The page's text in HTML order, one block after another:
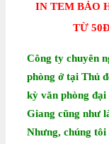
IN TEM BẢO
TỪ
Công ty chuyên
phòng ở tại Thủ
kỳ văn phòng
Giang cũng như
Nhưng, chúng tôi